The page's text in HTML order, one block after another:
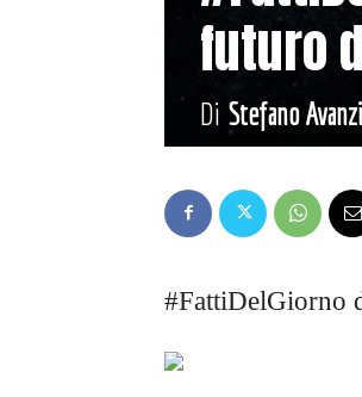
futuro
Di Stefano Avanzi
#FattiDelGiorno